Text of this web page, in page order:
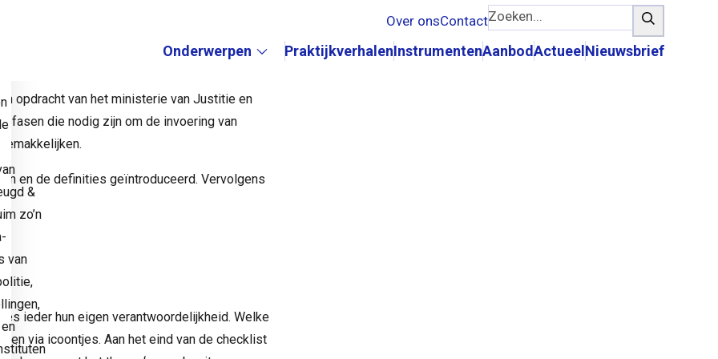
Submenu:
Onderwerpen PraktijkverhalenInstrumentenAanbodActueel Nieuwsbrief
Over onsContactZoeken... Zoeken
wapenbezit onder jongeren. Een
op wapenbezit horeca
‘ die is
gemeenten.
opdracht van het ministerie van Justitie en
fasen die nodig zijn om de invoering van
en de definities geïntroduceerd. Vervolgens
ieder hun eigen verantwoordelijkheid. Welke
via icoontjes. Aan het eind van de checklist
&
zo’n
van